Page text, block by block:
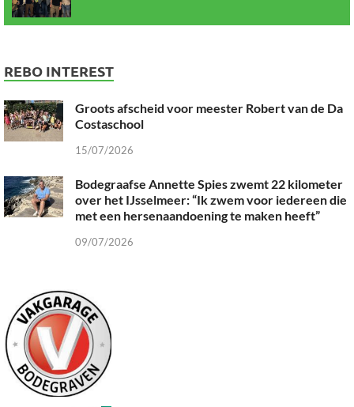
REBO INTEREST
Groots afscheid voor meester Robert van de Da
Costaschool
15/07/2026
Bodegraafse Annette Spies zwemt 22 kilometer
over het IJsselmeer: “Ik zwem voor iedereen die
met een hersenaandoening te maken heeft”
09/07/2026